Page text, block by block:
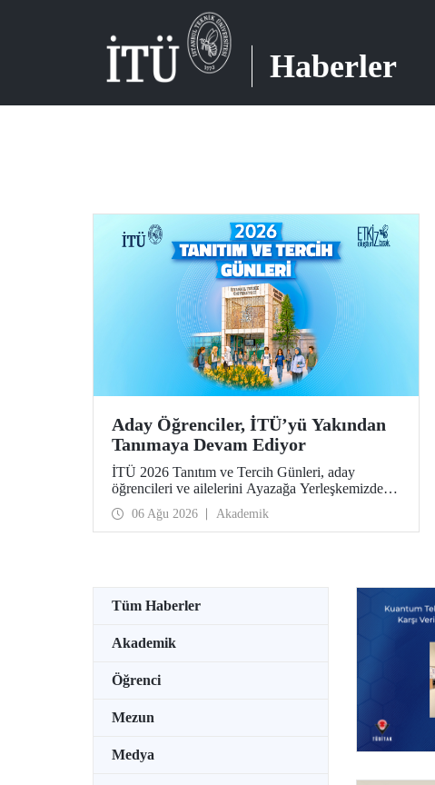
Haberler
Aday Öğrenciler, İTÜ’yü Yakından
Tanımaya Devam Ediyor
İTÜ 2026 Tanıtım ve Tercih Günleri, aday
öğrencileri ve ailelerini Ayazağa Yerleşkemizde
ağırlamaya devam ediyor. Tanıtım ve Tercih
Günleri 7 Ağustos’ta tamamlanacak, ilgili fakülte
ve birimler adaylara bilgi vermeye devam edecek.
06 Ağu 2026 Akademik
Tüm Haberler
Akademik
Öğrenci
Mezun
Medya